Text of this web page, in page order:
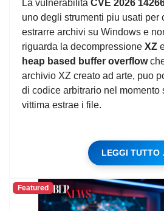
La vulnerabilita CVE 2026
uno degli strumenti piu usati per
estrarre archivi su Windows e
riguarda la decompressione XZ
heap based buffer overflow
archivio XZ creato ad arte, puo
di codice arbitrario nel momento
vittima estrae i file.
LEGGI
Featured